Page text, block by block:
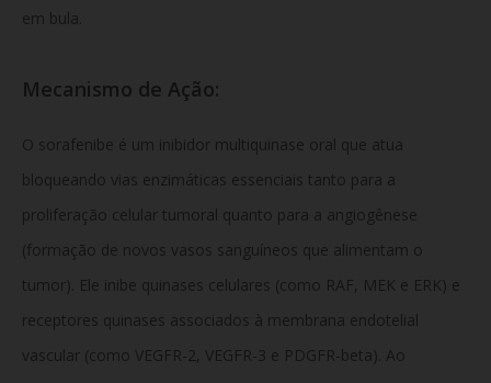
em bula.
Mecanismo de Ação:
O sorafenibe é um inibidor multiquinase oral que atua
bloqueando vias enzimáticas essenciais tanto para a
proliferação celular tumoral quanto para a angiogênese
(formação de novos vasos sanguíneos que alimentam o
tumor). Ele inibe quinases celulares (como RAF, MEK e ERK) e
receptores quinases associados à membrana endotelial
vascular (como VEGFR-2, VEGFR-3 e PDGFR-beta). Ao